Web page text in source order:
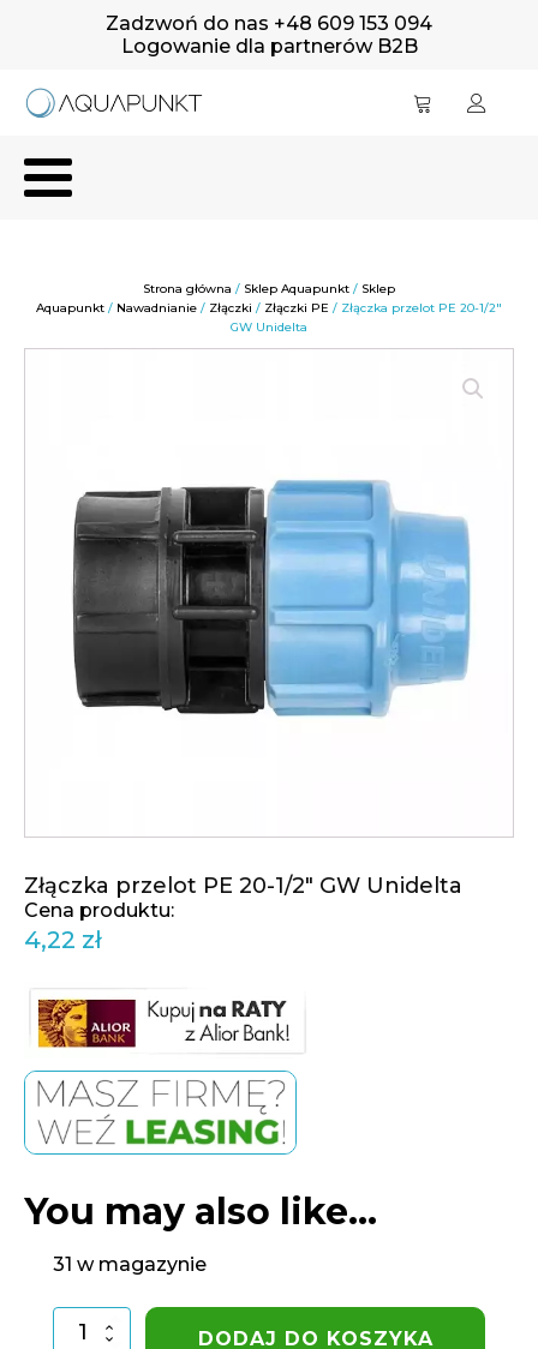
Zadzwoń do nas +48 609 153 094
Logowanie dla partnerów B2B
Strona główna / Sklep Aquapunkt / Sklep
Aquapunkt / Nawadnianie / Złączki / Złączki PE / Złączka przelot PE 20-1/2"
GW Unidelta
Złączka przelot PE 20-1/2" GW Unidelta
4,22 zł
You may also like…
31 w magazynie
ilość
Złączka
DODAJ DO KOSZYKA